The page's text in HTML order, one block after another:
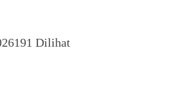
191 Dilihat